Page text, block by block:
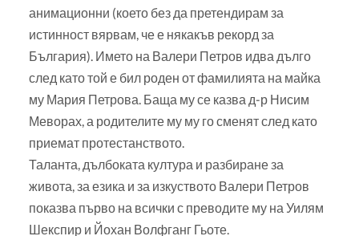
анимационни (което без да претендирам за
истинност вярвам, че е някакъв рекорд за
България). Името на Валери Петров идва дълго
след като той е бил роден от фамилията на майка
му Мария Петрова. Баща му се казва д-р Нисим
Меворах, а родителите му му го сменят след като
приемат протестанството.
Таланта, дълбоката култура и разбиране за
живота, за езика и за изкуството Валери Петров
показва първо на всички с преводите му на Уилям
Шекспир и Йохан Волфганг Гьоте.